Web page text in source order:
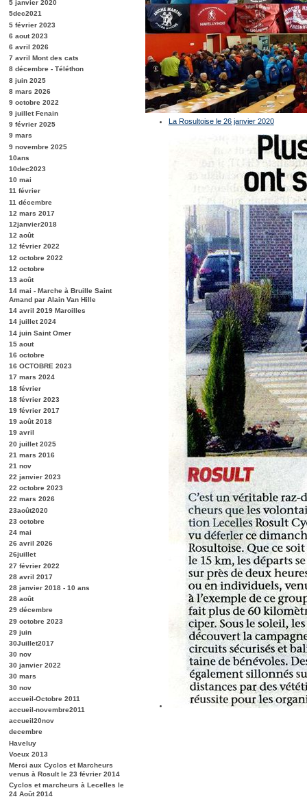
5 janvier 2020
5dec2021
5 février 2023
6 aout 2023
6 avril 2026
7 avril Mont des cats
8 décembre - Téléthon
8 juin 2025
8 mars 2026
9 octobre 2022
9 juillet Fenain
9 février 2025
9 mars
9 novembre 2025
10ans
10dec2023
10 mai
11 février
11 décembre
12 mars 2017
12janvier2018
12 août
12 février 2022
12 octobre 2022
12 octobre
13 août
14 mai - Marche à Bruille Saint
Amand par Alain Van Hille
14 avril 2019 Maroilles
14 juillet 2024
14 juin Saint Omer
15 aout
16 octobre
16 OCTOBRE 2023
17 mars 2024
18 février
18 février 2023
19 février 2017
19 août 2018
19 avril
20 juillet 2025
21 mars 2016
21 nov
22 janvier 2023
22 octobre 2023
22 mars 2026
23août2020
23 octobre
24 mai
26 avril 2026
26juillet
27 février 2022
28 avril 2017
28 janvier 2018 - 10 ans
28 août
29 décembre
29 octobre 2023
29 juin
30Juillet2017
30 nov
30 janvier 2022
30 mars
30 nov
accueil-Octobre 2011
accueil-novembre2011
accueil20nov
decembre
Haveluy
Voeux 2013
Merci aux Cyclos et Marcheurs
venus à Rosult le 23 février 2014
Cyclos et marcheurs à Lecelles le
24 Août 2014
La Rosultoise le 26 janvier 2020